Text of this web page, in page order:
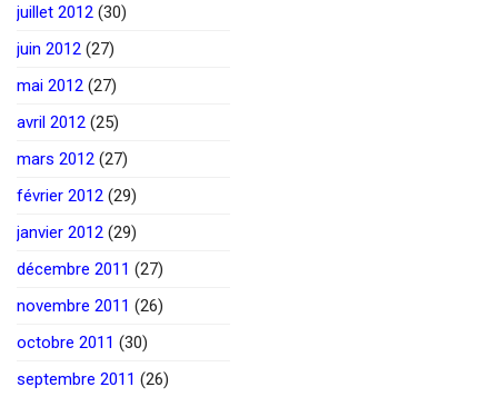
juillet 2012 (30)
juin 2012 (27)
mai 2012 (27)
avril 2012 (25)
mars 2012 (27)
février 2012 (29)
janvier 2012 (29)
décembre 2011 (27)
novembre 2011 (26)
octobre 2011 (30)
septembre 2011 (26)